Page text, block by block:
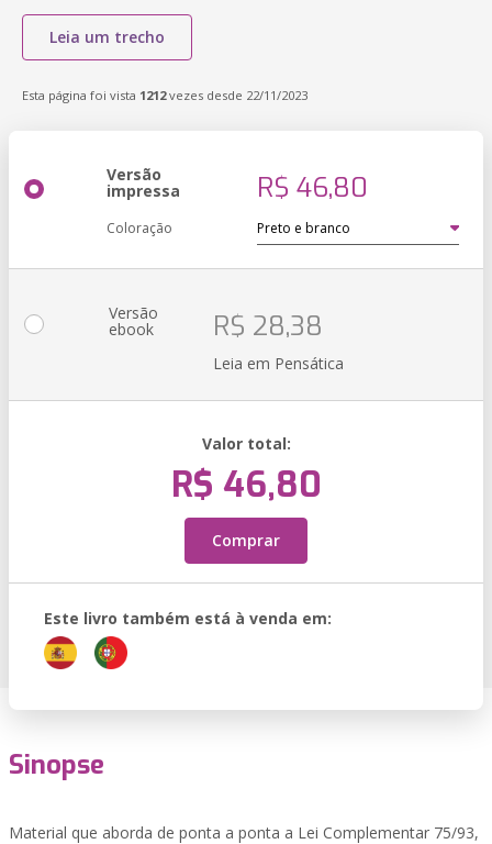
Leia um trecho
Esta página foi vista 1212vezes desde 22/11/2023
Versão
impressa R$ 46,80
Coloração
Versão
ebook R$ 28,38
Leia em Pensática
Valor total:
R$ 46,80
Comprar
Este livro também está à venda em:
Sinopse
Material que aborda de ponta a ponta a Lei Complementar 75/93,